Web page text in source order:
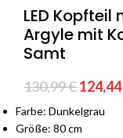
LED Kopfteil
Argyle mit
Samt
130,99€124,44
Farbe: Dunkelgrau
Größe: 80 cm